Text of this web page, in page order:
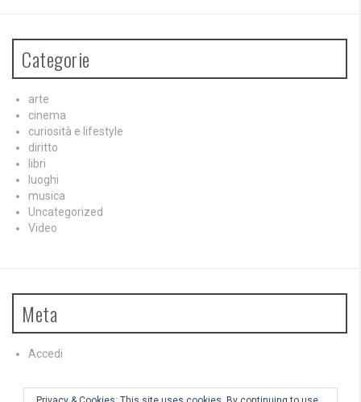
Categorie
arte
cinema
curiosità e lifestyle
diritto
libri
luoghi
musica
Uncategorized
Video
Meta
Accedi
Feed dei commenti